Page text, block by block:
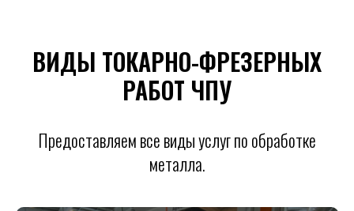
ВИДЫ ТОКАРНО-ФРЕЗЕРНЫХ
РАБОТ ЧПУ
Предоставляем все виды услуг по обработке
металла.